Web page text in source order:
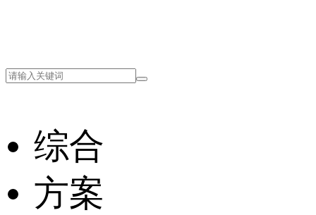
综合
方案